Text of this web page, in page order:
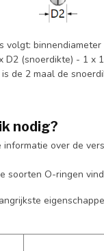
D2 (snoerdikte) - 1 x
de 2 maal de
nodig?
over de
soorten O-ringen